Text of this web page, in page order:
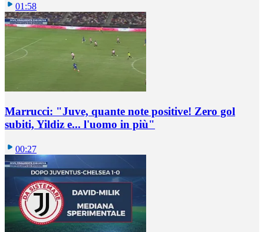
01:58
Marrucci: "Juve, quante note positive! Zero gol
subiti, Yildiz e... l'uomo in più"
00:27